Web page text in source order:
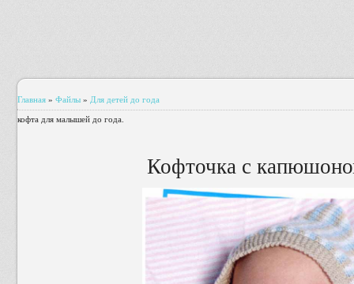
Главная » Файлы » Для детей до года
кофта для малышей до года.
Кофточка с